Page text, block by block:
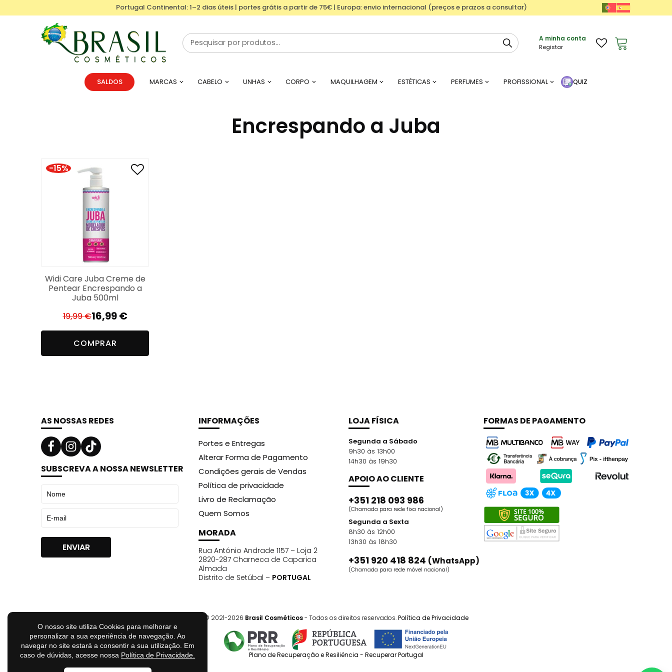
O nosso site utiliza Cookies para melhorar e
personalizar a sua experiência de navegação. Ao
navegar no site estará a consentir a sua utilização. Em
caso de dúvidas, acesse nossa Política de Privacidade.
Portugal Continental: 1–2 dias úteis | portes grátis a partir de 75€ | Europa: envio internacional (preços e prazos a consultar)
A minha conta
Registar
SALDOS MARCAS CABELO UNHAS CORPO MAQUILHAGEM ESTÉTICAS PERFUMES PROFISSIONAL QUIZ
Encrespando a Juba
-15%
Widi Care Juba Creme de
Pentear Encrespando a
Juba 500ml
19,99€ O
preço
original
era:
16,99€
O
preço
atual
é:
COMPRAR
AS NOSSAS REDES
SUBSCREVA A NOSSA NEWSLETTER
INFORMAÇÕES
Portes e Entregas
Alterar Forma de Pagamento
Condições gerais de Vendas
Política de privacidade
Livro de Reclamação
Quem Somos
MORADA
Rua António Andrade 1157 – Loja 2
2820-287 Charneca de Caparica
Almada
Distrito de Setúbal – PORTUGAL
LOJA FÍSICA
Segunda a Sábado
9h30 às 13h00
14h30 às 19h30
APOIO AO CLIENTE
+351 218 093 986
(Chamada para rede fixa nacional)
Segunda a Sexta
8h30 às 12h00
13h30 às 18h30
+351 920 418 824 (WhatsApp)
(Chamada para rede móvel nacional)
FORMAS DE PAGAMENTO
© 2021-2026 Brasil Cosméticos- Todos os direitos reservados.Política de Privacidade
Plano de Recuperação e Resiliência - Recuperar Portugal